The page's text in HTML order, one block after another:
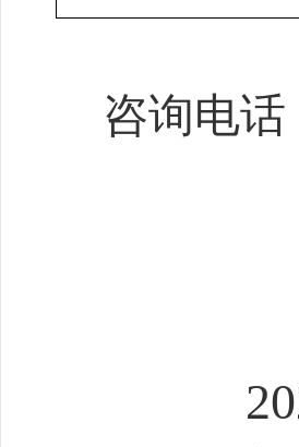
咨询电话